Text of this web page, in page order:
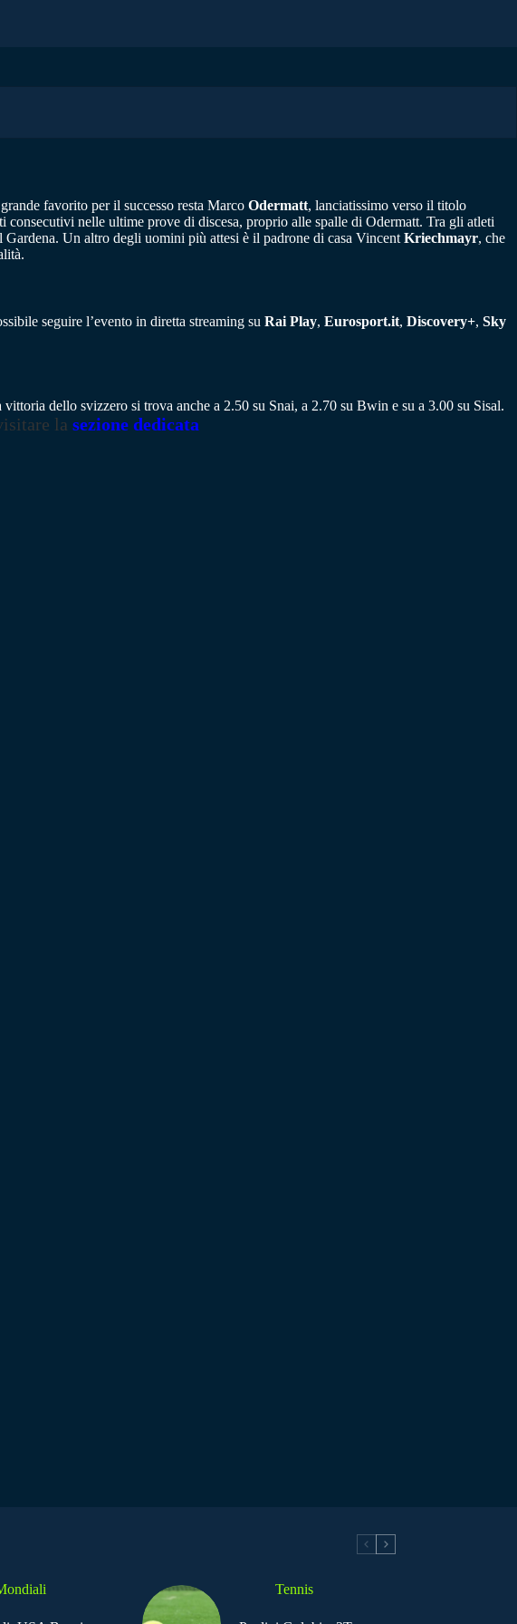
favorito per il successo resta Marco Odermatt, lanciatissimo verso il titolo
consecutivi nelle ultime prove di discesa, proprio alle spalle di Odermatt. Tra gli atleti
Un altro degli uomini più attesi è il padrone di casa Vincent Kriechmayr, che
seguire l’evento in diretta streaming su Rai Play, Eurosport.it, Discovery+, Sky
vittoria dello svizzero si trova anche a 2.50 su Snai, a 2.70 su Bwin e su a 3.00 su Sisal.
la sezione dedicata
Tennis